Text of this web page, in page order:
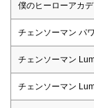
僕のヒーローアカ
チェンソーマン パ
チェンソーマン
チェンソーマン